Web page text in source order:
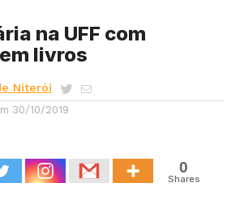
na UFF com
livros
Niterói
30/10/2019
0
Shares